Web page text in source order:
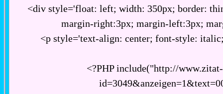
<div style='float: left; width: 350px; border:
margin-right:3px; margin-left:3px;
<p style='text-align: center; font-style:
<?PHP include("http://